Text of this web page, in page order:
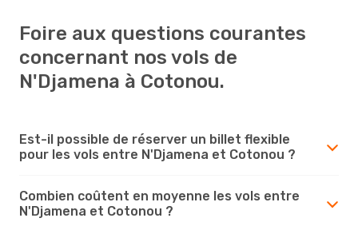
Foire aux questions courantes
concernant nos vols de
N'Djamena à Cotonou.
Est-il possible de réserver un billet flexible
pour les vols entre N'Djamena et Cotonou ?
Combien coûtent en moyenne les vols entre
N'Djamena et Cotonou ?